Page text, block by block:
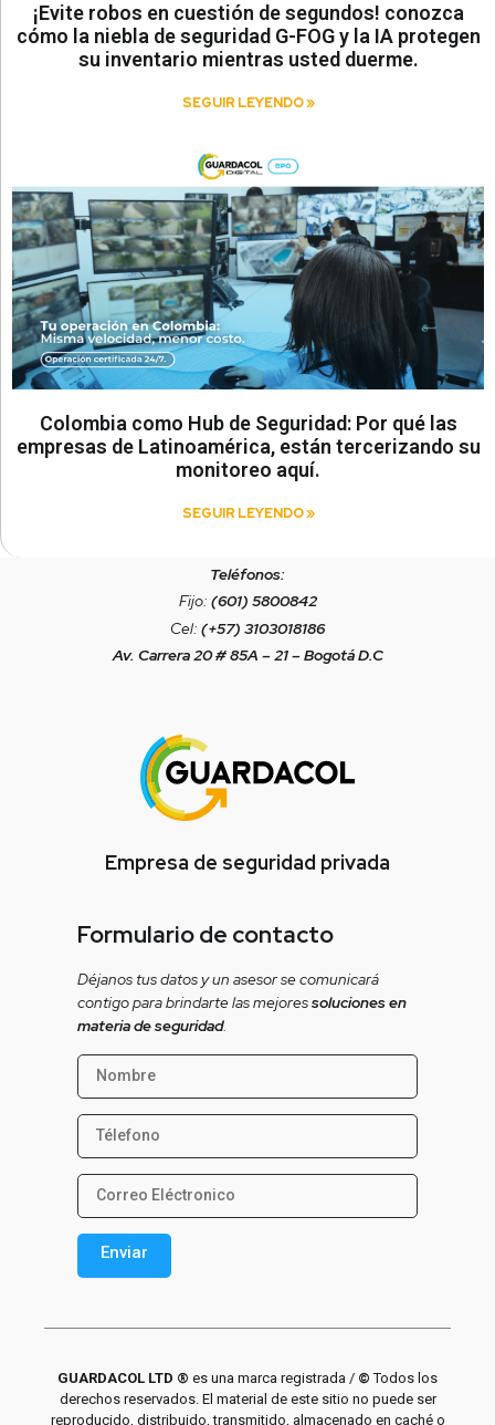
¡Evite robos en cuestión de segundos! conozca
cómo la niebla de seguridad G-FOG y la IA protegen
su inventario mientras usted duerme.
SEGUIR LEYENDO »
Colombia como Hub de Seguridad: Por qué las
empresas de Latinoamérica, están tercerizando su
monitoreo aquí.
SEGUIR LEYENDO »
Teléfonos:
Fijo: (601) 5800842
Cel: (+57) 3103018186
Av. Carrera 20 # 85A – 21 – Bogotá D.C
Empresa de seguridad privada
Formulario de contacto
Déjanos tus datos y un asesor se comunicará
contigo para brindarte las mejoressoluciones en
materia de seguridad.
Enviar
GUARDACOL LTD ® es una marca registrada / © Todos los
derechos reservados. El material de este sitio no puede ser
reproducido, distribuido, transmitido, almacenado en caché o